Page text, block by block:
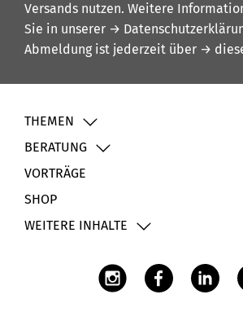
Versands nutzen. Weitere
Sie in unserer →
Abmeldung ist jederzeit über →
THEMEN
BERATUNG
VORTRÄGE
SHOP
WEITERE INHALTE